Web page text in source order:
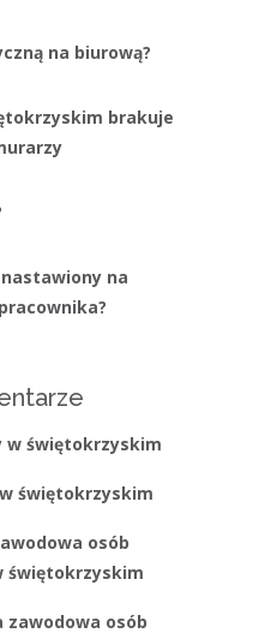
na biurową?
brakuje
na
w świętokrzyskim
świętokrzyskim
osób
świętokrzyskim
osób